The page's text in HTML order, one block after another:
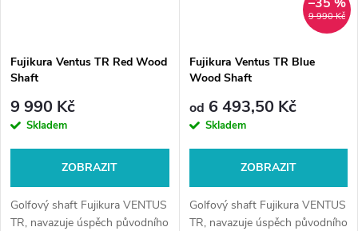
Fujikura Ventus TR Red Wood
Shaft
9 990 Kč
Skladem
ZOBRAZIT
Golfový shaft Fujikura VENTUS
TR, navazuje úspěch původního
9 990 Kč
Fujikura Ventus TR Blue
Wood Shaft
od 6 493,50 Kč
Skladem
ZOBRAZIT
Golfový shaft Fujikura VENTUS
TR, navazuje úspěch původního